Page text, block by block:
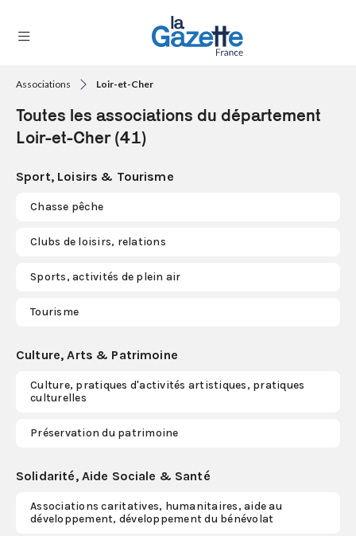
RÉGIONS
FORMATS
TENDANCES
SERVICES
connecter
S'abonner
Associations Loir-et-Cher
Toutes les associations du département
Loir-et-Cher (41)
Sport, Loisirs & Tourisme
Chasse pêche
Clubs de loisirs, relations
Sports, activités de plein air
Tourisme
Culture, Arts & Patrimoine
Culture, pratiques d'activités artistiques, pratiques
culturelles
Préservation du patrimoine
Solidarité, Aide Sociale & Santé
Associations caritatives, humanitaires, aide au
développement, développement du bénévolat